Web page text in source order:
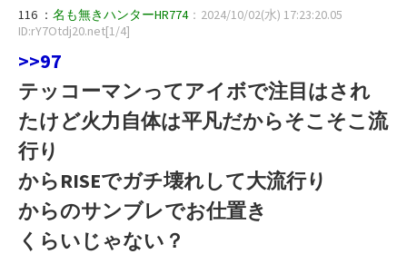
116 ： 名も無きハンターHR774：2024/10/02(水) 17:23:20.05
ID:rY7Otdj20.net[1/4]
>>97
テッコーマンってアイボで注目はされ
たけど火力自体は平凡だからそこそこ流
行り
からRISEでガチ壊れして大流行り
からのサンブレでお仕置き
くらいじゃない？